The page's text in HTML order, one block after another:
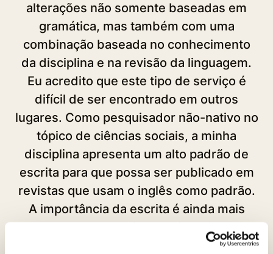
alterações não somente baseadas em
gramática, mas também com uma
combinação baseada no conhecimento
da disciplina e na revisão da linguagem.
Eu acredito que este tipo de serviço é
difícil de ser encontrado em outros
lugares. Como pesquisador não-nativo no
tópico de ciências sociais, a minha
disciplina apresenta um alto padrão de
escrita para que possa ser publicado em
revistas que usam o inglês como padrão.
A importância da escrita é ainda mais
crucial que a maioria das disciplinas de
ciências naturais. Eu definitivamente